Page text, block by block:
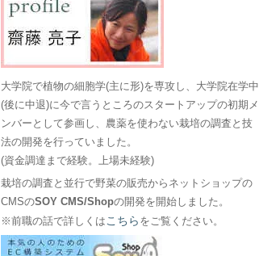
大学院で植物の細胞学(主に形)を専攻し、大学院在学中
(後に中退)に今で言うところのスタートアップの初期メ
ンバーとして参画し、農薬を使わない栽培の調査と技
法の開発を行っていました。
(資金調達まで経験。上場未経験)
栽培の調査と並行で野菜の販売からネットショップの
CMSのSOY CMS/Shopの開発を開始しました。
※前職の話で詳しくは こちら をご覧ください。